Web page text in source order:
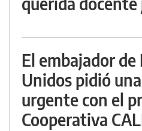
El embajador de
Unidos pidió
urgente con el
Cooperativa